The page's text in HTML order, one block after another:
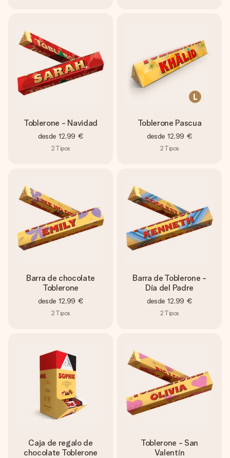
Toblerone - Navidad
desde 12,99 €
2 Tipos
Toblerone Pascua
desde 12,99 €
2 Tipos
Barra de chocolate
Toblerone
desde 12,99 €
2 Tipos
Barra de Toblerone -
Día del Padre
desde 12,99 €
2 Tipos
Caja de regalo de
chocolate Toblerone
Toblerone - San
Valentín